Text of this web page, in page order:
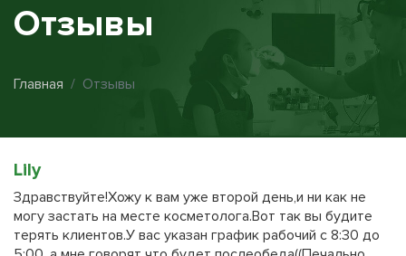
Отзывы
Главная Отзывы
Lily
Здравствуйте!Хожу к вам уже второй день,и ни как не
могу застать на месте косметолога.Вот так вы будите
терять клиентов.У вас указан график рабочий с 8:30 до